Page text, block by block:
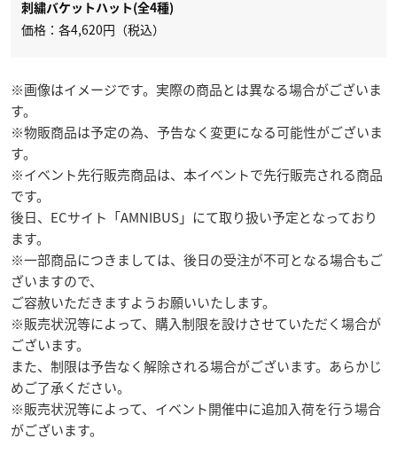
刺繍バケットハット(全4種)
価格：各4,620円（税込）
※画像はイメージです。実際の商品とは異なる場合がございま
す。
※物販商品は予定の為、予告なく変更になる可能性がございま
す。
※イベント先行販売商品は、本イベントで先行販売される商品
です。
後日、ECサイト「AMNIBUS」にて取り扱い予定となっており
ます。
※一部商品につきましては、後日の受注が不可となる場合もご
ざいますので、
ご容赦いただきますようお願いいたします。
※販売状況等によって、購入制限を設けさせていただく場合が
ございます。
また、制限は予告なく解除される場合がございます。あらかじ
めご了承ください。
※販売状況等によって、イベント開催中に追加入荷を行う場合
がございます。